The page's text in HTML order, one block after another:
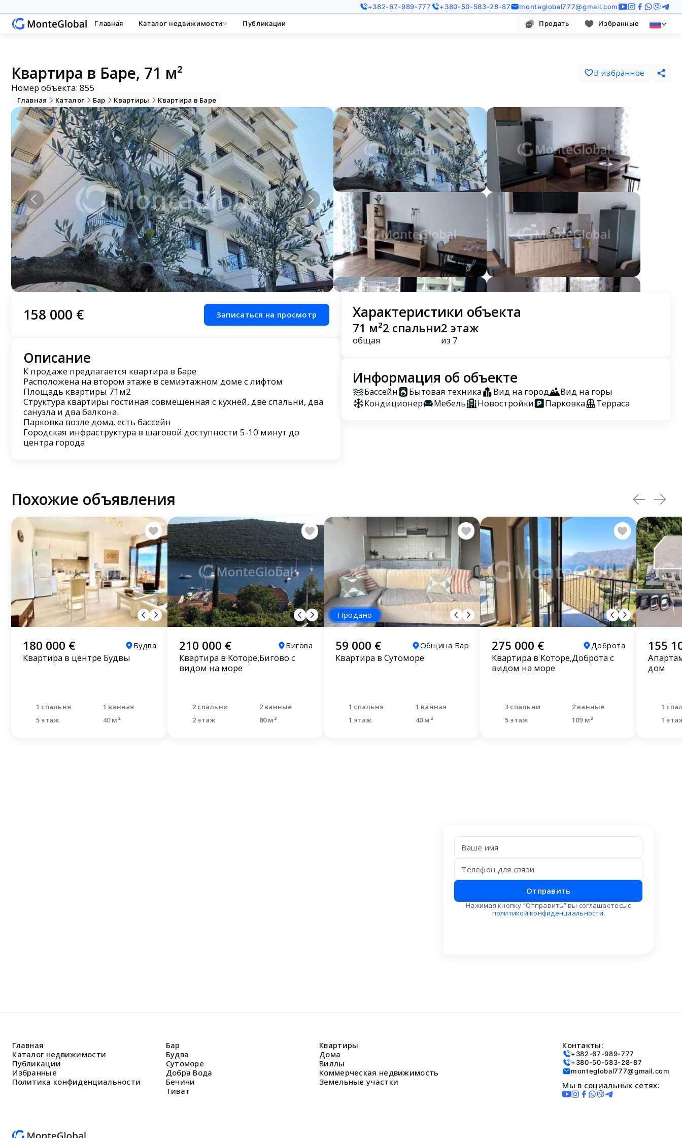
+382-67-989-777 +380-50-583-28-87 monteglobal777@gmail.com
Главная Каталог недвижимости Публикации Продать Избранные
Квартира в Баре, 71 м²
Номер объекта: 855
В избранное
Главная Каталог Бар Квартиры Квартира в Баре
158 000 € Записаться на просмотр
Описание
К продаже предлагается квартира в Баре
Расположена на втором этаже в семиэтажном доме с лифтом
Площадь квартиры 71м2
Структура квартиры гостиная совмещенная с кухней, две спальни, два
санузла и два балкона.
Парковка возле дома, есть бассейн
Городская инфраструктура в шаговой доступности 5-10 минут до
центра города
Характеристики объекта
71 м²
общая
2 спальни2 этаж
из 7
Информация об объекте
Бассейн Бытовая техника Вид на город
Вид на горы
Кондиционер
Мебель Новостройки Парковка Терраса
Похожие объявления
180 000 € Будва
Квартира в центре Будвы
1 спальня
1 ванная
5 этаж
40 м²
210 000 € Бигова
Квартира в Которе,Бигово с
видом на море
2 спальни
2 ванные
2 этаж
80 м²
Продано
59 000 € Община Бар
Квартира в Сутоморе
1 спальня
1 ванная
1 этаж
40 м²
275 000 € Доброта
Квартира в Которе,Доброта с
видом на море
3 спальни
2 ванные
5 этаж
109 м²
155
дом
1
1
Отправить
Нажимая кнопку “Отправить” вы соглашаетесь с
политикой конфиденциальности.
Главная
Каталог недвижимости
Публикации
Избранные
Политика конфиденциальности
Бар
Будва
Сутоморе
Добра Вода
Бечичи
Тиват
Квартиры
Дома
Виллы
Коммерческая недвижимость
Земельные участки
Контакты:
+382-67-989-777
+380-50-583-28-87
monteglobal777@gmail.com
Мы в социальных сетях: